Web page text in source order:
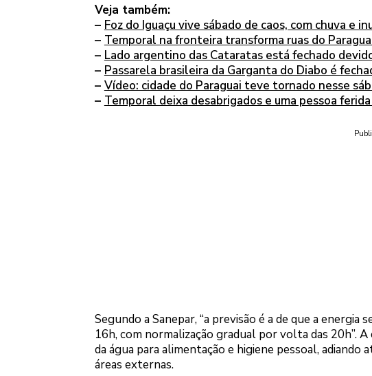
Veja também:
– Foz do Iguaçu vive sábado de caos, com chuva e
– Temporal na fronteira transforma ruas do
– Lado argentino das Cataratas está fechado
– Passarela brasileira da Garganta do Diabo é
– Vídeo: cidade do Paraguai teve tornado nesse
– Temporal deixa desabrigados e uma pessoa
Segundo a Sanepar, “a previsão é a de que a
16h, com normalização gradual por volta das 20h”.
da água para alimentação e higiene pessoal,
áreas externas.